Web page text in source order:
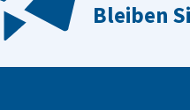
Bleiben